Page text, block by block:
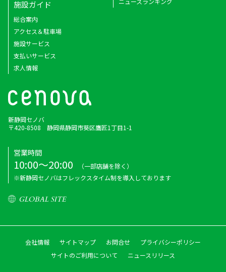
施設ガイド
総合案内
アクセス＆駐車場
施設サービス
支払いサービス
求人情報
新静岡セノバ
〒420-8508 静岡県静岡市葵区鷹匠1丁目1-1
営業時間
10:00～20:00
（一部店舗を除く）
※新静岡セノバはフレックスタイム制を導入しております
GLOBAL SITE
会社情報 サイトマップ お問合せ
プライバシーポリシー
サイトのご利用について
ニュースリリース